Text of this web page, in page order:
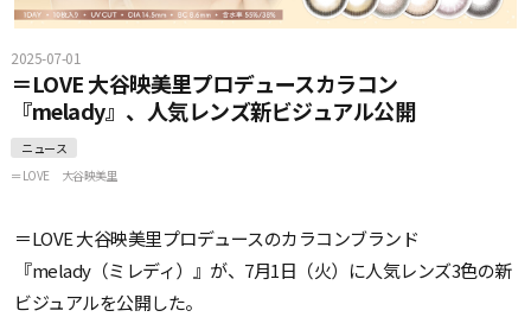
2025-07-01
＝LOVE 大谷映美里プロデュースカラコン
『melady』、人気レンズ新ビジュアル公開
ニュース
＝LOVE
大谷映美里
＝LOVE 大谷映美里プロデュースのカラコンブランド
『melady（ミレディ）』が、7月1日（火）に人気レンズ3色の新
ビジュアルを公開した。